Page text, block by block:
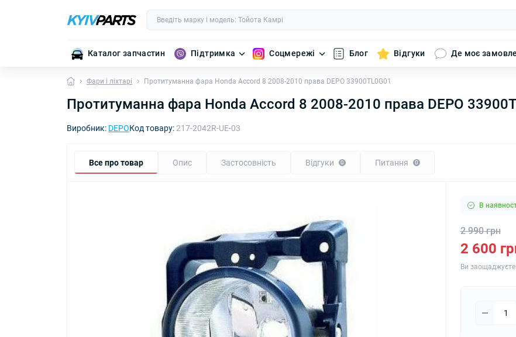
Каталог запчастин Підтримка Соцмережі Блог Відгуки Де моє
Фари і ліхтарі Протитуманна фара Honda Accord 8 2008-2010 права DEPO 33900TL0G01
Протитуманна фара Honda Accord 8 2008-2010 права DEPO
Виробник: DEPOКод товару:217-2042R-UE-03
Все про товар Опис Застосовність Відгуки 0 Питання 0
В
2 990 грн
2 600
Ви заощаджуєте: